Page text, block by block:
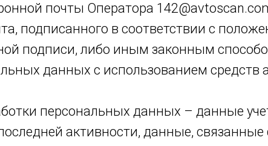
почты Оператора
подписанного в соответствии с
подписи, либо иным законным
данных с использованием средств
персональных данных – данные
активности, данные,